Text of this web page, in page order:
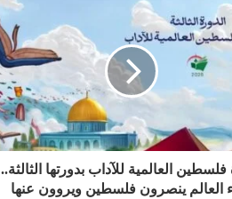
فلسطين العالمية للآداب بدورتها الثالثة..
العالم ينصرون فلسطين ويروون عنها